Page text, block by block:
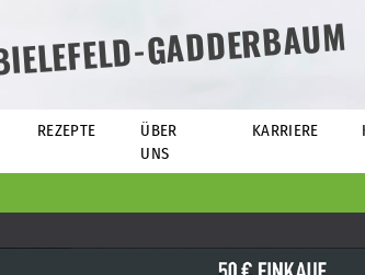
GADDERBAUM
REZEPTE
ÜBER
UNS
KARRIERE